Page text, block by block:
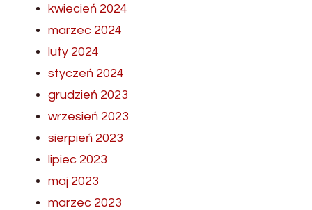
kwiecień 2024
marzec 2024
luty 2024
styczeń 2024
grudzień 2023
wrzesień 2023
sierpień 2023
lipiec 2023
maj 2023
marzec 2023